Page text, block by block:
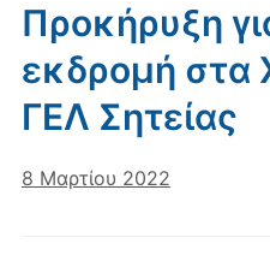
Προκήρυξη
εκδρομή στα
ΓΕΛ Σητείας
8 Μαρτίου 2022